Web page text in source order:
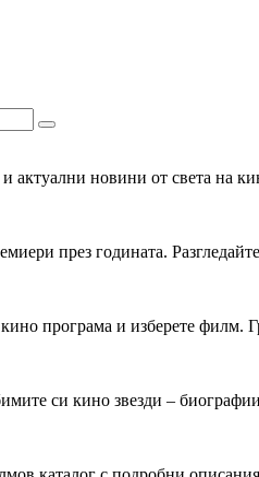
актуални новини от света на
през годината.
кино програма и изберете
си кино звезди –